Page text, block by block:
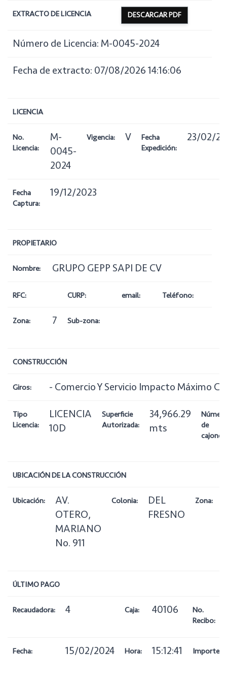
EXTRACTO DE LICENCIA DESCARGAR PDF
Número de Licencia: M-0045-2024
Fecha de extracto: 07/08/2026 14:16:06
LICENCIA
No.
Licencia:
M-
0045-
2024
Vigencia: V
Fecha
Expedición:
23/02/
Fecha
Captura:
19/12/2023
PROPIETARIO
Nombre: GRUPO GEPP SAPI DE CV
RFC: CURP: email: Teléfono:
Zona: 7 Sub-zona:
CONSTRUCCIÓN
Giros: - Comercio Y Servicio Impacto Máximo
Tipo
Licencia:
LICENCIA
10D
Superficie
Autorizada:
34,966.29
mts
Número
de
cajones:
UBICACIÓN DE LA CONSTRUCCIÓN
Ubicación:
AV.
OTERO,
MARIANO
No. 911
Colonia:
DEL
FRESNO
Zona:
ÚLTIMO PAGO
Recaudadora: 4 Caja: 40106
No.
Recibo:
Fecha: 15/02/2024 Hora: 15:12:41 Importe: